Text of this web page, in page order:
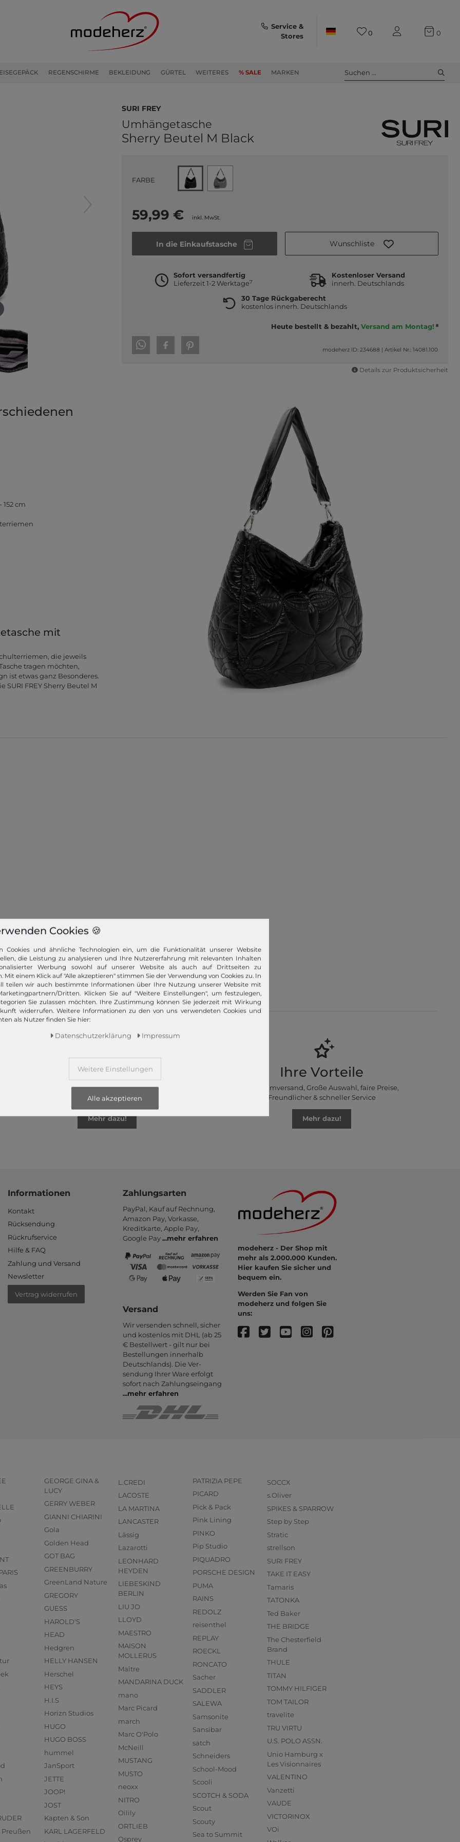
REGENSCHIRME BEKLEIDUNG GÜRTEL WEITERES % SALE MARKEN
Service &
Stores
0 0
Suchen ...
SURI FREY
Umhängetasche
Sherry Beutel M Black
FARBE
59,99 € inkl. MwSt.
In die Einkaufstasche Wunschliste
Sofort versandfertig
Lieferzeit 1-2 Werktage7
Kostenloser Versand
innerh. Deutschlands
30 Tage Rückgaberecht
kostenlos innerh. Deutschlands
Heute bestellt & bezahlt, Versand am Montag! 8
modeherz ID: 234688 |Artikel Nr.: 14081.100
Details zur Produktsicherheit
cm
mit
die jeweils
tragen möchten,
ist etwas ganz Besonderes.
FREY Sherry Beutel M
bietet Ihnen die angesagtesten Modetrends. Und das 365 Tage im Jahr
nur das Beste! Ausgewählte Marken, wie TOMMY HILFIGER, Calvin Klein,
Campomaggi oder LIEBESKIND BERLIN.
Schneller Versand!
Wir versenden Ihre Bestellung schnell per
Premiumversand.
Mehr dazu!
Ihre Vorteile
Premiumversand, Große Auswahl, faire Preise,
Freundlicher & schneller Service
Mehr dazu!
Informationen
Kontakt
Rücksendung
Rückrufservice
Hilfe & FAQ
Zahlung und Versand
Newsletter
Vertrag widerrufen
Zahlungsarten
PayPal, Kauf auf Rechnung,
Amazon Pay, Vor­kasse,
Kredit­karte, Apple Pay,
Google Pay...mehr erfahren
Versand
Wir versenden schnell, sicher
und kostenlos mit DHL (ab 25
€ Bestell­wert - gilt nur bei
Bestel­lungen inner­halb
Deutsch­lands). Die Ver­
sendung Ihrer Ware er­folgt
sofort nach Zahlungs­eingang
...mehr erfahren
modeherz - Der Shop mit
mehr als 2.000.000 Kunden.
Hier kaufen Sie sicher und
bequem ein.
Werden Sie Fan von
modeherz und folgen Sie
uns:
Preußen
GEORGE GINA &
LUCY
GERRY WEBER
GIANNI CHIARINI
Gola
Golden Head
GOT BAG
GREENBURRY
GreenLand Nature
GREGORY
GUESS
HAROLD'S
HEAD
Hedgren
HELLY HANSEN
Herschel
HEYS
H.I.S
Horizn Studios
HUGO
HUGO BOSS
hummel
JanSport
JETTE
JOOP!
JOST
Kapten & Son
KARL LAGERFELD
L.CREDI
LACOSTE
LA MARTINA
LANCASTER
Lässig
Lazarotti
LEONHARD
HEYDEN
LIEBESKIND
BERLIN
LIU JO
LLOYD
MAESTRO
MAISON
MOLLERUS
Maître
MANDARINA DUCK
mano
Marc Picard
march
Marc O'Polo
McNeill
MUSTANG
MUSTO
neoxx
NITRO
Oilily
ORTLIEB
Osprey
PATRIZIA PEPE
PICARD
Pick & Pack
Pink Lining
PINKO
Pip Studio
PIQUADRO
PORSCHE DESIGN
PUMA
RAINS
REDOLZ
reisenthel
REPLAY
ROECKL
RONCATO
Sacher
SADDLER
SALEWA
Samsonite
Sansibar
satch
Schneiders
School-Mood
Scooli
SCOTCH & SODA
Scout
Scouty
Sea to Summit
SOCCX
s.Oliver
SPIKES & SPARROW
Step by Step
Stratic
strellson
SURI FREY
TAKE IT EASY
Tamaris
TATONKA
Ted Baker
THE BRIDGE
The Chesterfield
Brand
THULE
TITAN
TOMMY HILFIGER
TOM TAILOR
travelite
TRU VIRTU
U.S. POLO ASSN.
Unio Hamburg x
Les Visionnaires
VALENTINO
Vanzetti
VAUDE
VICTORINOX
VOi
Cookies 🍪
Cookies und ähnliche Technologien ein, um die Funktionalität unserer Website
die Leistung zu analysieren und Ihre Nutzererfahrung mit relevanten Inhalten
Werbung sowohl auf unserer Website als auch auf Drittseiten zu
Mit einem Klick auf "Alle akzeptieren" stimmen Sie der Verwendung von Cookies zu. In
teilen wir auch bestimmte Informationen über Ihre Nutzung unserer Website mit
Dritten. Klicken Sie auf "Weitere Einstellungen", um festzulegen,
Sie zulassen möchten. Ihre Zustimmung können Sie jederzeit mit Wirkung
widerrufen. Weitere Informationen zu den von uns verwendeten Cookies und
als Nutzer finden Sie hier:
Daten­schutz­erklärung Impressum
Weitere Einstellungen
Alle akzeptieren